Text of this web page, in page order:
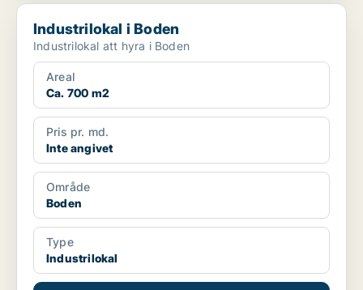
Industrilokal i Boden
Industrilokal i Boden
Industrilokal att hyra i Boden
Areal
Ca. 700 m2
Pris pr. md.
Inte angivet
Område
Boden
Type
Industrilokal